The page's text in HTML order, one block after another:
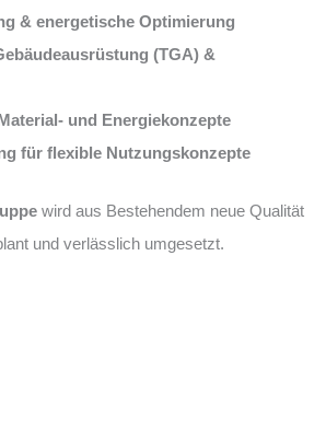
& energetische Optimierung
(TGA) &
und Energiekonzepte
für flexible Nutzungskonzepte
wird aus Bestehendem neue Qualität
und verlässlich umgesetzt.